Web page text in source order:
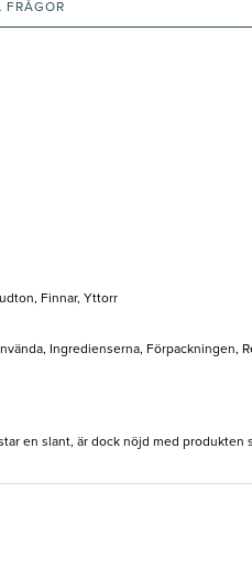
FRÅGOR
Finnar, Yttorr
Ingredienserna, Förpackningen,
en slant, är dock nöjd med